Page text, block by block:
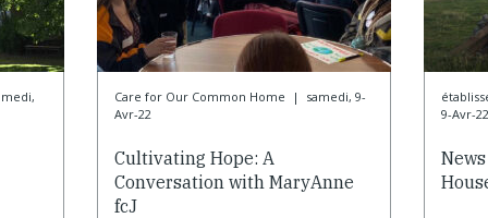
Care for Our Common Home |
samedi, 9-
Avr-22
Cultivating Hope: A
Conversation with MaryAnne
fcJ
9-Avr-22